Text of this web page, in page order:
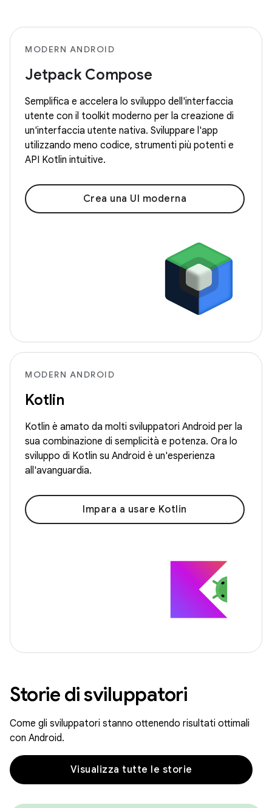
MODERN ANDROID
Jetpack Compose
Semplifica e accelera lo sviluppo dell'interfaccia
utente con il toolkit moderno per la creazione di
un'interfaccia utente nativa. Sviluppare l'app
utilizzando meno codice, strumenti più potenti e
API Kotlin intuitive.
Crea una UI moderna
MODERN ANDROID
Kotlin
Kotlin è amato da molti sviluppatori Android per la
sua combinazione di semplicità e potenza. Ora lo
sviluppo di Kotlin su Android è un'esperienza
all'avanguardia.
Impara a usare Kotlin
Storie di sviluppatori
Come gli sviluppatori stanno ottenendo risultati ottimali
con Android.
Visualizza tutte le storie